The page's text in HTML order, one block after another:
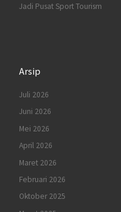
Jadi Pusat Sport Tourism
Arsip
Juli 2026
Juni 2026
Mei 2026
April 2026
Maret 2026
Februari 2026
Oktober 2025